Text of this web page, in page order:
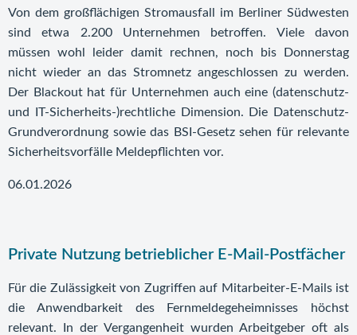
Von dem großflächigen Stromausfall im Berliner Südwesten
sind etwa 2.200 Unternehmen betroffen. Viele davon
müssen wohl leider damit rechnen, noch bis Donnerstag
nicht wieder an das Stromnetz angeschlossen zu werden.
Der Blackout hat für Unternehmen auch eine (datenschutz-
und IT-Sicherheits-)rechtliche Dimension. Die Datenschutz-
Grundverordnung sowie das BSI-Gesetz sehen für relevante
Sicherheitsvorfälle Meldepflichten vor.
06.01.2026
Private Nutzung betrieblicher E-Mail-Postfächer
Für die Zulässigkeit von Zugriffen auf Mitarbeiter-E-Mails ist
die Anwendbarkeit des Fernmeldegeheimnisses höchst
relevant. In der Vergangenheit wurden Arbeitgeber oft als